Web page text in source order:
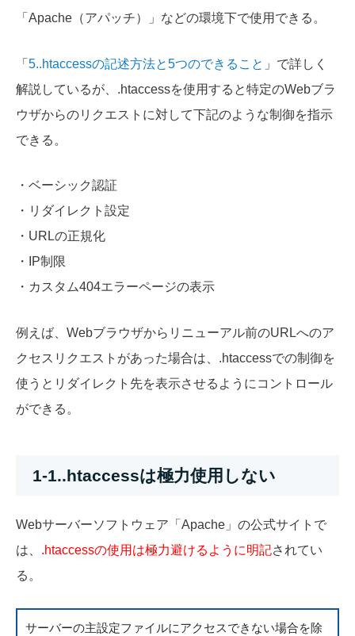
「Apache（アパッチ）」などの環境下で使用できる。
「 5..htaccessの記述方法と5つのできること 」で詳しく
解説しているが、.htaccessを使用すると特定のWebブラ
ウザからのリクエストに対して下記のような制御を指示
できる。
・ベーシック認証
・リダイレクト設定
・URLの正規化
・IP制限
・カスタム404エラーページの表示
例えば、Webブラウザからリニューアル前のURLへのア
クセスリクエストがあった場合は、.htaccessでの制御を
使うとリダイレクト先を表示させるようにコントロール
ができる。
1-1..htaccessは極力使用しない
Webサーバーソフトウェア「Apache」の公式サイトで
は、 .htaccessの使用は極力避けるように明記されてい
る。
サーバーの主設定ファイルにアクセスできない場合を除